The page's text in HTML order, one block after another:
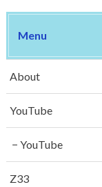
Menu
About
YouTube
YouTube
Z33